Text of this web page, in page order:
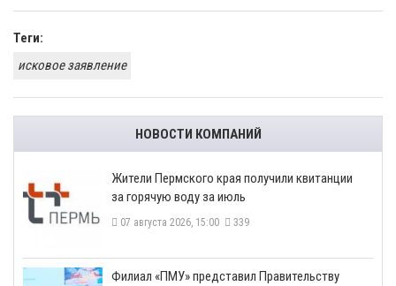
Теги:
исковое заявление
НОВОСТИ КОМПАНИЙ
​Жители Пермского края получили квитанции
за горячую воду за июль
07 августа 2026, 15:00 339
​Филиал «ПМУ» представил Правительству